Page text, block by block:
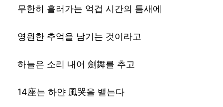
무한히 흘러가는 억겁 시간의 틈새에
영원한 추억을 남기는 것이라고
하늘은 소리 내어 劍舞를 추고
14座는 하얀 風哭을 뱉는다